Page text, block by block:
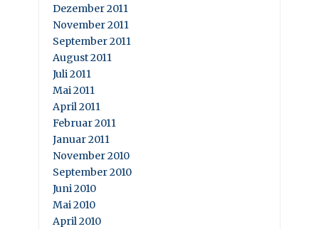
Dezember 2011
November 2011
September 2011
August 2011
Juli 2011
Mai 2011
April 2011
Februar 2011
Januar 2011
November 2010
September 2010
Juni 2010
Mai 2010
April 2010